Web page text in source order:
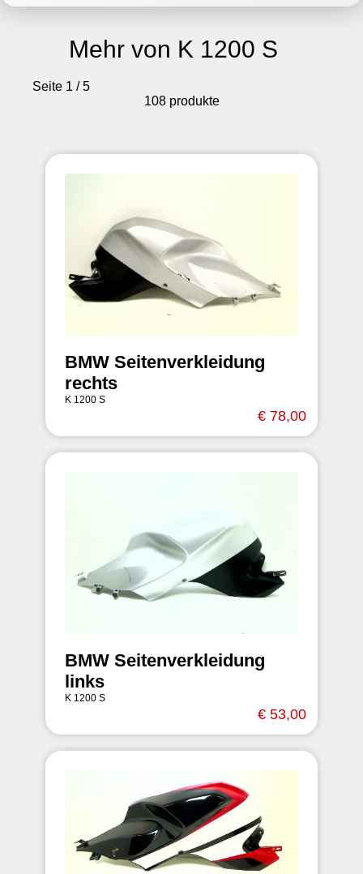
Mehr von K 1200 S
Seite 1 / 5
108 produkte
BMW Seitenverkleidung
rechts
K 1200 S
€ 78,00
BMW Seitenverkleidung
links
K 1200 S
€ 53,00